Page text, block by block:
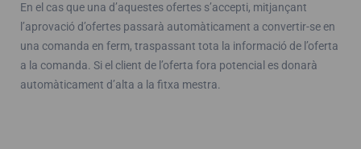
En el cas que una d’aquestes ofertes s’accepti, mitjançant
l’aprovació d’ofertes passarà automàticament a convertir-se en
una comanda en ferm, traspassant tota la informació de l’oferta
a la comanda. Si el client de l’oferta fora potencial es donarà
automàticament d’alta a la fitxa mestra.